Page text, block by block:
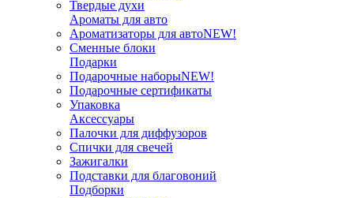
Твердые духи
Ароматы для авто
Ароматизаторы для автоNEW!
Сменные блоки
Подарки
Подарочные наборыNEW!
Подарочные сертификаты
Упаковка
Аксессуары
Палочки для диффузоров
Спички для свечей
Зажигалки
Подставки для благовоний
Подборки